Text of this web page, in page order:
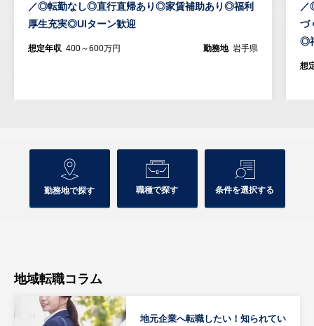
／◎転勤なし◎直行直帰あり◎家賃補助あり◎福利
厚生充実◎UIターン歓迎
想定年収 400～600万円 勤務地 岩手県
／
づ
◎
想
勤務地で探す 職種で探す 条件を選択する
地域転職コラム
地元企業へ転職したい！知られてい